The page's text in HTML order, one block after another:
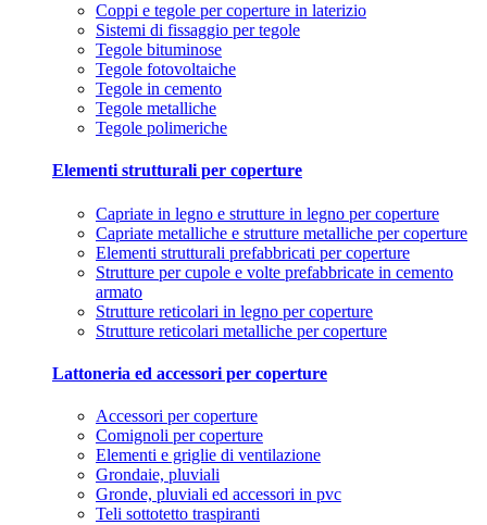
Coppi e tegole per coperture in laterizio
Sistemi di fissaggio per tegole
Tegole bituminose
Tegole fotovoltaiche
Tegole in cemento
Tegole metalliche
Tegole polimeriche
Elementi strutturali per coperture
Capriate in legno e strutture in legno per coperture
Capriate metalliche e strutture metalliche per coperture
Elementi strutturali prefabbricati per coperture
Strutture per cupole e volte prefabbricate in cemento
armato
Strutture reticolari in legno per coperture
Strutture reticolari metalliche per coperture
Lattoneria ed accessori per coperture
Accessori per coperture
Comignoli per coperture
Elementi e griglie di ventilazione
Grondaie, pluviali
Gronde, pluviali ed accessori in pvc
Teli sottotetto traspiranti